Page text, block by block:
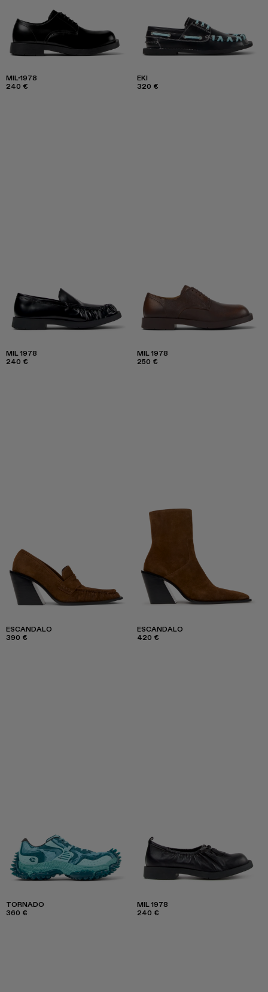
MIL-1978
240 €
EKI
320 €
MIL 1978
240 €
MIL 1978
250 €
ESCANDALO
390 €
ESCANDALO
420 €
TORNADO
360 €
MIL 1978
240 €